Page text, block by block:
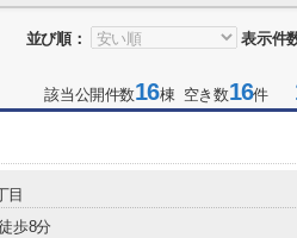
並び順： 表示件
該当公開件数16棟 空き数16件
目
歩8分